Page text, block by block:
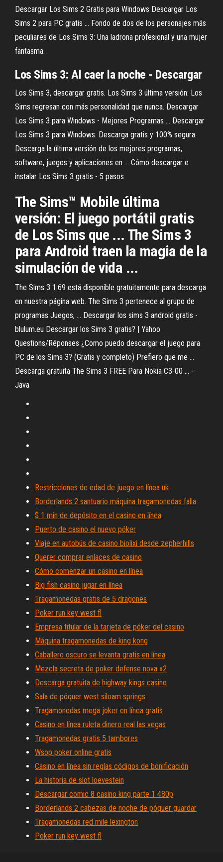
Descargar Los Sims 2 Gratis para Windows Descargar Los
Sims 2 para PC gratis ... Fondo de dos de los personajes más
peculiares de Los Sims 3: Una ladrona profesional y una mujer
fantasma.
Los Sims 3: Al caer la noche - Descargar
Los Sims 3, descargar gratis. Los Sims 3 última versión: Los
Sims regresan con más personalidad que nunca. Descargar
Los Sims 3 para Windows - Mejores Programas ... Descargar
Los Sims 3 para Windows. Descarga gratis y 100% segura.
Descarga la última versión de los mejores programas,
software, juegos y aplicaciones en ... Cómo descargar e
instalar Los Sims 3 gratis - 5 pasos
The Sims™ Mobile última
versión: El juego portátil gratis
de Los Sims que ... The Sims 3
para Android traen la magia de la
simulación de vida ...
The Sims 3 1.69 está disponible gratuitamente para descarga
en nuestra página web. The Sims 3 pertenece al grupo de
programas Juegos, ... Descargar los sims 3 android gratis -
blulum.eu Descargar los Sims 3 gratis? | Yahoo
Questions/Réponses ¿Como puedo descargar el juego para
PC de los Sims 3? (Gratis y completo) Prefiero que me ...
Descarga gratuita The Sims 3 FREE Para Nokia C3-00 ... -
Java
Restricciones de edad de juego en línea uk
Borderlands 2 santuario máquina tragamonedas falla
$ 1 min de depósito en el casino en línea
Puerto de casino el nuevo póker
Viaje en autobús de casino biolixi desde zepherhills
Querer comprar enlaces de casino
Cómo comenzar un casino en línea
Big fish casino jugar en línea
Tragamonedas gratis de 5 dragones
Poker run key west fl
Empresa titular de la tarjeta de póker del casino
Máquina tragamonedas de king kong
Caballero oscuro se levanta gratis en línea
Mezcla secreta de poker defense nova x2
Descarga gratuita de highway kings casino
Sala de póquer west siloam springs
Tragamonedas mega joker en línea gratis
Casino en línea ruleta dinero real las vegas
Tragamonedas gratis 5 tambores
Wsop poker online gratis
Casino en línea sin reglas códigos de bonificación
La historia de slot loevestein
Descargar comic 8 casino king parte 1 480p
Borderlands 2 cabezas de noche de póquer guardar
Tragamonedas red mile lexington
Poker run key west fl